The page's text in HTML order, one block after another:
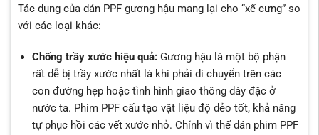
Tác dụng của dán PPF gương hậu mang lại cho “xế cưng” so
với các loại khác:
Chống trầy xước hiệu quả: Gương hậu là một bộ phận
rất dễ bị trầy xước nhất là khi phải di chuyển trên các
con đường hẹp hoặc tình hình giao thông dày đặc ở
nước ta. Phim PPF cấu tạo vật liệu độ dẻo tốt, khả năng
tự phục hồi các vết xước nhỏ. Chính vì thế dán phim PPF